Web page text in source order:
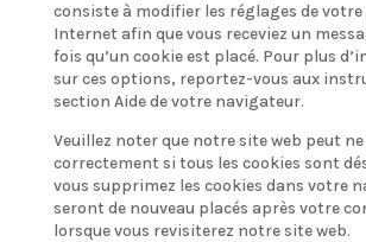
consiste à modifier les réglages de
Internet afin que vous receviez un
fois qu’un cookie est placé. Pour plus
sur ces options, reportez-vous aux
section Aide de votre navigateur.
Veuillez noter que notre site web peut
correctement si tous les cookies sont
vous supprimez les cookies dans votre
seront de nouveau placés après votre
lorsque vous revisiterez notre site web.